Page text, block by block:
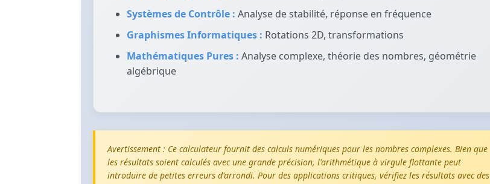
Systèmes de Contrôle : Analyse de stabilité, réponse en fréquence
Graphismes Informatiques : Rotations 2D, transformations
Mathématiques Pures : Analyse complexe, théorie des nombres, géométrie
algébrique
Avertissement : Ce calculateur fournit des calculs numériques pour les nombres complexes. Bien que
les résultats soient calculés avec une grande précision, l'arithmétique à virgule flottante peut
introduire de petites erreurs d'arrondi. Pour des applications critiques, vérifiez les résultats avec des